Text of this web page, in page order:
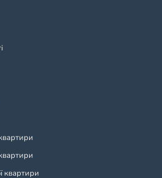
квартири